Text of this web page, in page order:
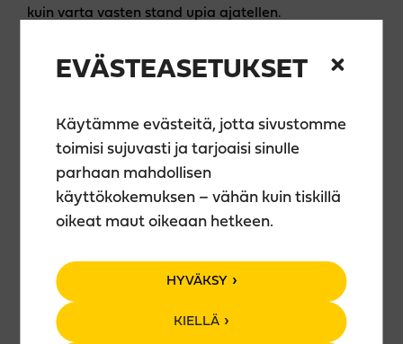
EVÄSTEASETUKSET
Käytämme evästeitä, jotta sivustomme
toimisi sujuvasti ja tarjoaisi sinulle
parhaan mahdollisen
käyttökokemuksen – vähän kuin tiskillä
oikeat maut oikeaan hetkeen.
HYVÄKSY
KIELLÄ
kuin varta vasten stand upia ajatellen.
Vuosien varrella klubilla ovat esiintyneet lähes kaikki
Kerran kuussa järjestettävissä illoissa lavalla
nähdään todella hauskoja ja erilaisia koomikoita!
Usein illoissa on myös mukana yksi tai useampi
lupaava uusi tekijä.
SHOWTIME KLO 19
OVET KLO 18
LIPUT ENNAKKOON 22,50€: